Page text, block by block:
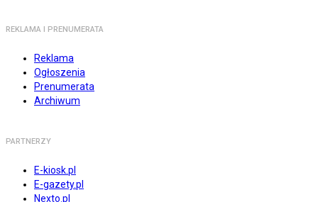
REKLAMA I PRENUMERATA
Reklama
Ogłoszenia
Prenumerata
Archiwum
PARTNERZY
E-kiosk.pl
E-gazety.pl
Nexto.pl